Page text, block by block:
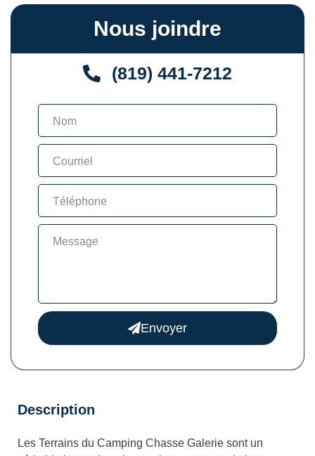
Description
Les Terrains du Camping Chasse Galerie sont un
Nous joindre
(819) 441-7212
Envoyer